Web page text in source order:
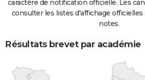
caractère de notification officielle. Les
consulter les listes d'affichage officielles
notes.
Résultats brevet par académie